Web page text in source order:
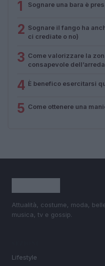
1 Sognare una bara è
2 Sognare il fango ha
ci crediate o no)
3 Come valorizzare la
consapevole
4 È benefico esercitarsi
5 Come ottenere una
Attualità, costume, moda,
musica, tv e gossip.
Lifestyle